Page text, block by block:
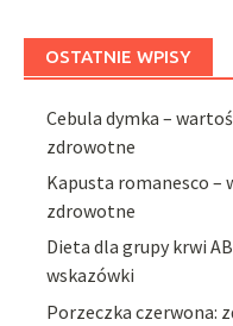
OSTATNIE WPISY
Cebula dymka –
zdrowotne
Kapusta romanesco –
zdrowotne
Dieta dla grupy krwi
wskazówki
Porzeczka czerwona: